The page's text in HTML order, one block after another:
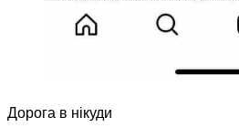
Дорога в нікуди